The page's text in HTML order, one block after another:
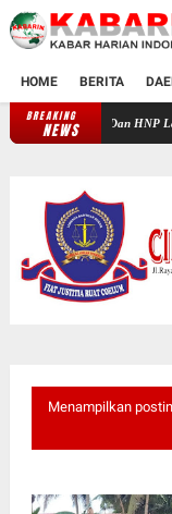
HOME BERITA
BREAKING
NEWS
Medika Dan HNP Law Office
Menampilkan